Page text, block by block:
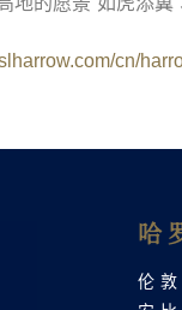
cn/
哈
伦敦